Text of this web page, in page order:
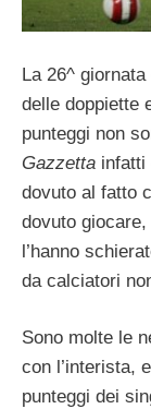
La 26^ giornata
delle doppiette
punteggi non
Gazzetta infatti
dovuto al fatto
dovuto
l’hanno
da calciatori
Sono molte le
con l’interista,
punteggi dei